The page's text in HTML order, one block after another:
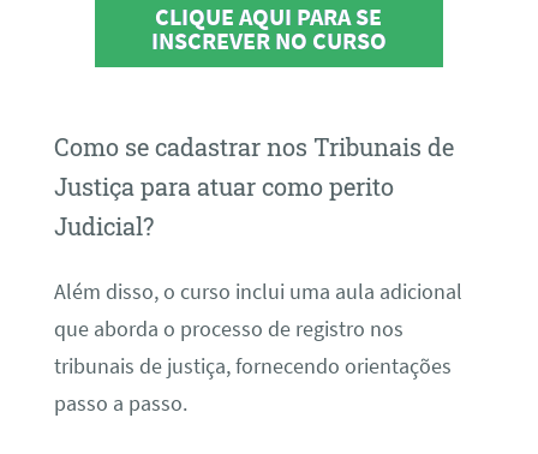
CLIQUE AQUI PARA SE
INSCREVER NO CURSO
Como se cadastrar nos Tribunais de
Justiça para atuar como perito
Judicial?
Além disso, o curso inclui uma aula adicional
que aborda o processo de registro nos
tribunais de justiça, fornecendo orientações
passo a passo.